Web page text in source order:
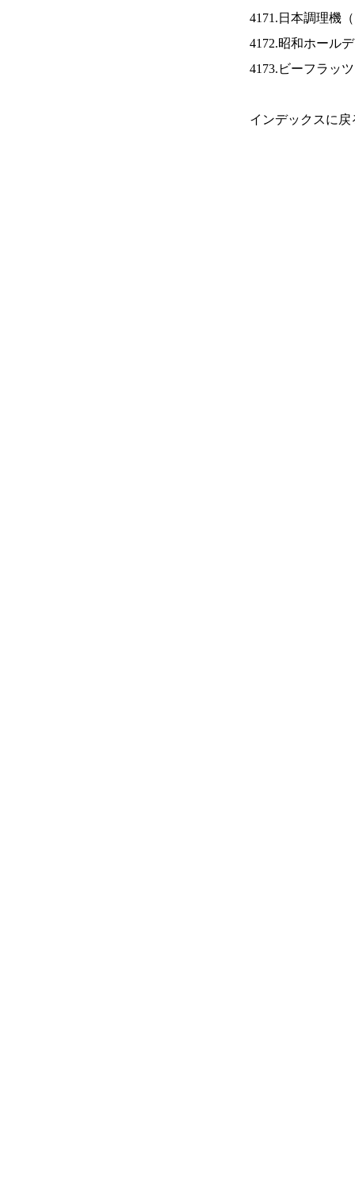
4171.日本調理機（
4172.昭和ホール
4173.ビーフラッ
インデックスに戻